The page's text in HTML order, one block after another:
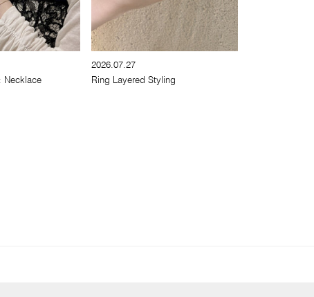
Necklace
2026.07.27
Ring Layered Styling